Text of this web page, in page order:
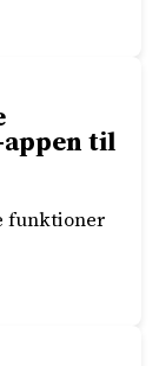
til
funktioner